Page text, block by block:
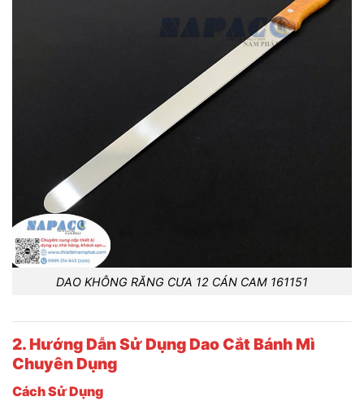
DAO KHÔNG RĂNG CƯA 12 CÁN CAM 161151
2. Hướng Dẫn Sử Dụng Dao Cắt Bánh Mì
Chuyên Dụng
Cách Sử Dụng